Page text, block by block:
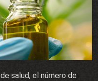
salud, el número de